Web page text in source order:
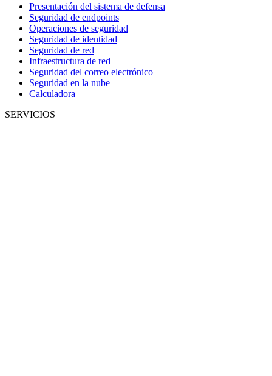
Presentación del sistema de defensa
Seguridad de endpoints
Operaciones de seguridad
Seguridad de identidad
Seguridad de red
Infraestructura de red
Seguridad del correo electrónico
Seguridad en la nube
Calculadora
SERVICIOS